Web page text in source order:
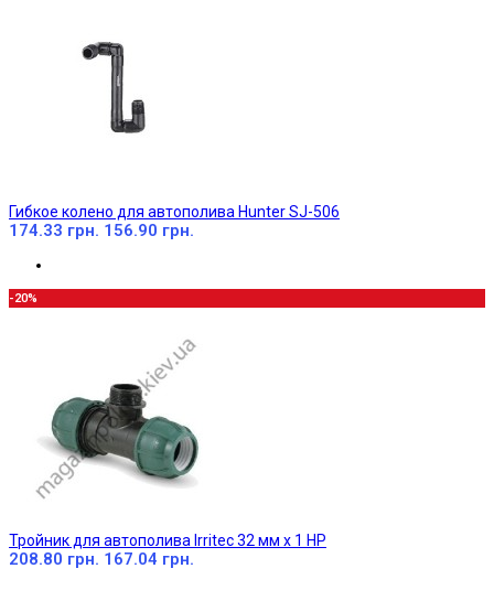
Гибкое колено для автополива Hunter SJ-506
174.33 грн. 156.90 грн.
-20%
Тройник для автополива Irritec 32 мм х 1 НР
208.80 грн. 167.04 грн.